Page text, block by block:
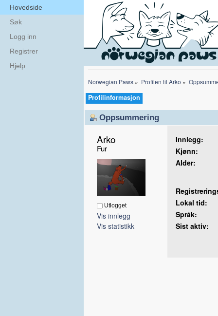
Hovedside
Søk
Logg inn
Registrer
Hjelp
Norwegian Paws » Profilen til Arko »
Profilinformasjon
Oppsummering
Arko
Fur
Utlogget
Vis innlegg
Vis statistikk
Innlegg:
Kjønn:
Alder:
Lokal tid:
Språk:
Sist aktiv: